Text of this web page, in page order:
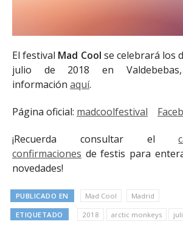
El festival Mad Cool se celebrará los
julio de 2018 en
información aquí.
Página oficial: madcoolfestival
¡Recuerda consultar el
confirmaciones de festis para
novedades!
PUBLICADO EN Mad Cool Madrid
ETIQUETADO 2018 arctic monkeys